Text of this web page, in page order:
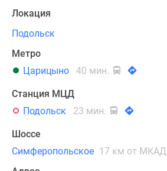
Среди
будет
80
квартир
однокомнатных,
32
—
и
16
Локация
Подольск
Метро
Царицыно
40 мин.
Станция МЦД
Подольск
23 мин.
Шоссе
Симферопольское 17 км от МКАД